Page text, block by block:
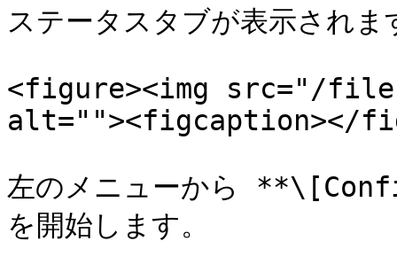
ステータスタブが表示されま
<figure><img src="/files/
alt=""><figcaption></
左のメニューから
を開始します。